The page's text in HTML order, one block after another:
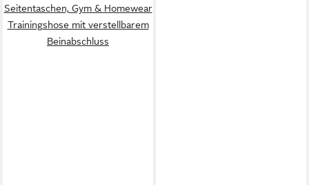
Seitentaschen, Gym & Homewear
Trainingshose mit verstellbarem
Beinabschluss